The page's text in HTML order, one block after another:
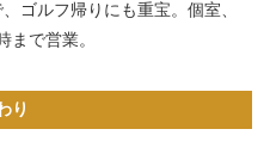
ゴルフ帰りにも重宝。個室、
まで営業。
り